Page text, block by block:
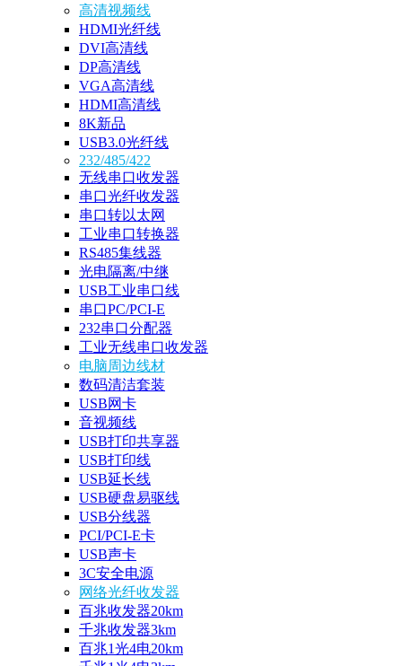
高清视频线
HDMI光纤线
DVI高清线
DP高清线
VGA高清线
HDMI高清线
8K新品
USB3.0光纤线
232/485/422
无线串口收发器
串口光纤收发器
串口转以太网
工业串口转换器
RS485集线器
光电隔离/中继
USB工业串口线
串口PC/PCI-E
232串口分配器
工业无线串口收发器
电脑周边线材
数码清洁套装
USB网卡
音视频线
USB打印共享器
USB打印线
USB延长线
USB硬盘易驱线
USB分线器
PCI/PCI-E卡
USB声卡
3C安全电源
网络光纤收发器
百兆收发器20km
千兆收发器3km
百兆1光4电20km